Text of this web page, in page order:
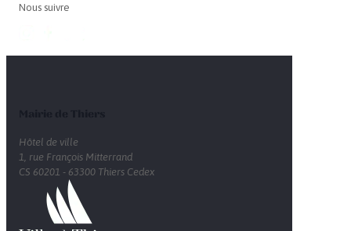
Nous suivre
Hôtel de ville
1, rue François Mitterrand
CS 60201 - 63300 Thiers Cedex